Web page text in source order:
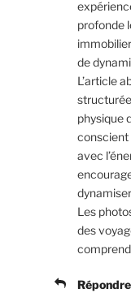
profonde
de
L’article
physique
conscient
avec
Les
des
Répondre